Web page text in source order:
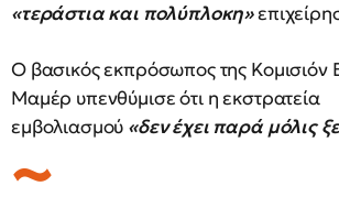
«τεράστια και πολύπλοκη»
Ο βασικός εκπρόσωπος της Κομισιόν
Μαμέρ υπενθύμισε ότι η εκστρατεία
εμβολιασμού «δεν έχει παρά μόλις